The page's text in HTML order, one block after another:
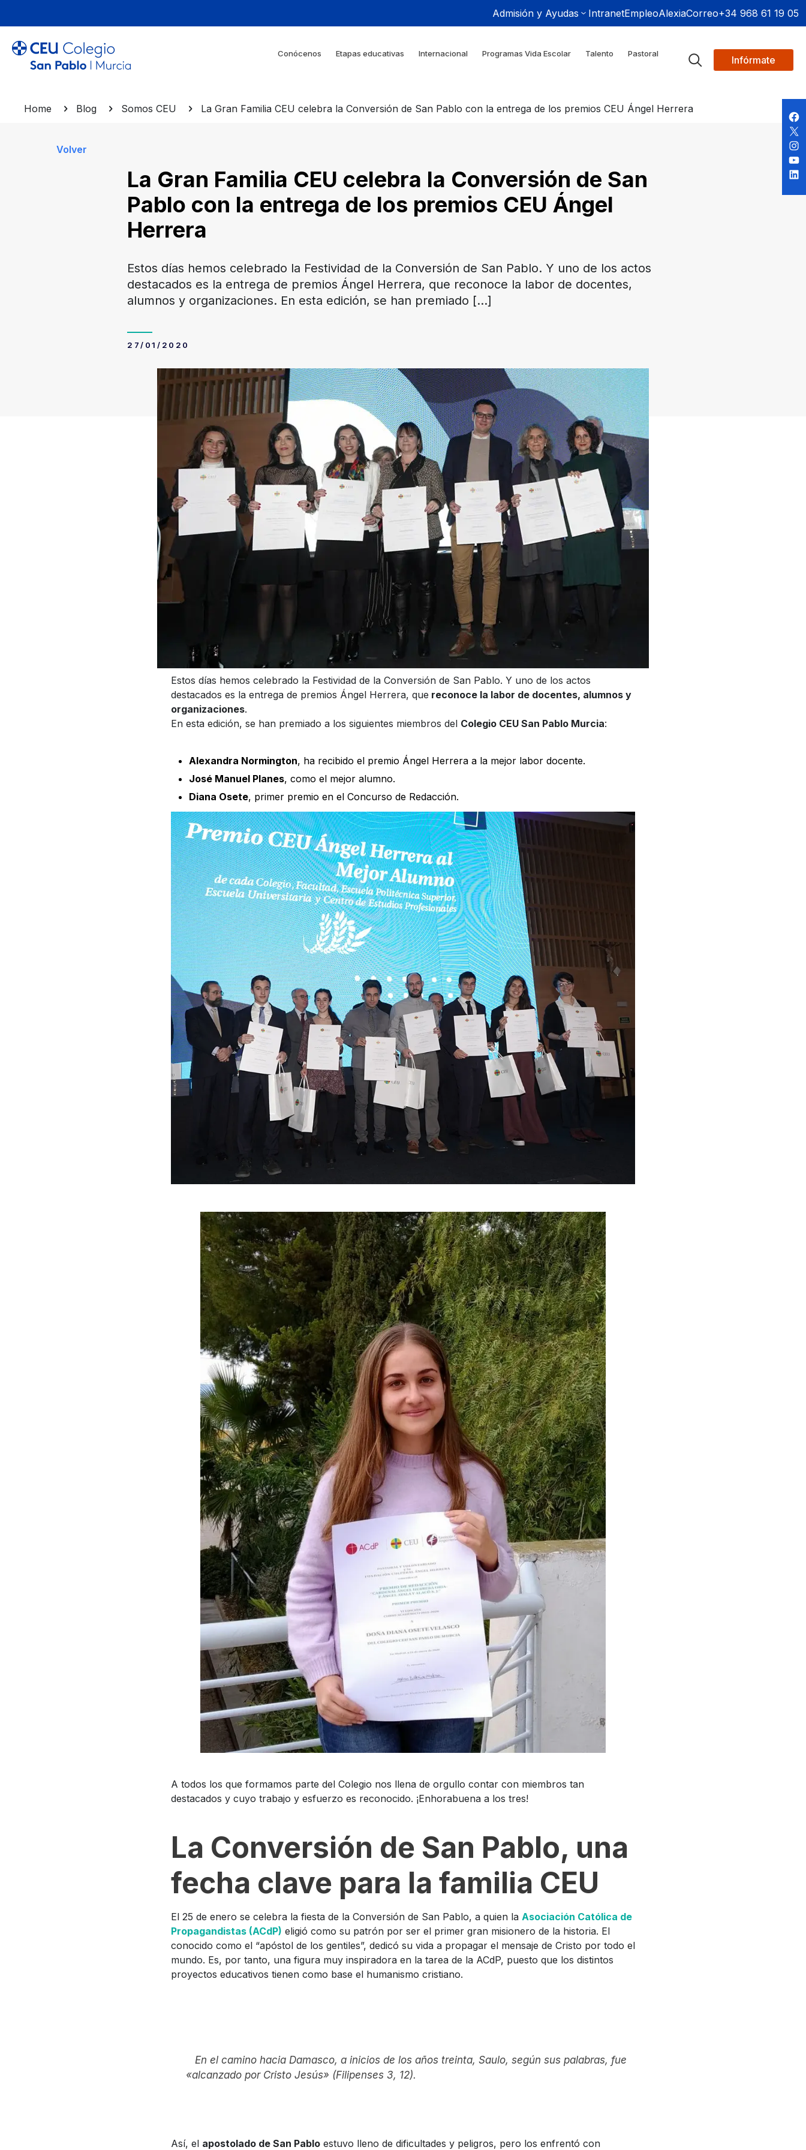
Admisión y Ayudas IntranetEmpleoAlexiaCorreo+34 968 61 19 05
Conócenos Etapas educativas Internacional Programas Vida Escolar Talento Pastoral
Infórmate
Home Blog Somos CEU La Gran Familia CEU celebra la Conversión de San Pablo con la entrega de los premios CEU Ángel Herrera
Volver
La Gran Familia CEU celebra la Conversión de San
Pablo con la entrega de los premios CEU Ángel
Herrera
Estos días hemos celebrado la Festividad de la Conversión de San Pablo. Y uno de los actos
destacados es la entrega de premios Ángel Herrera, que reconoce la labor de docentes,
alumnos y organizaciones. En esta edición, se han premiado […]
27/01/2020
Estos días hemos celebrado la Festividad de la Conversión de San Pablo. Y uno de los actos
destacados es la entrega de premios Ángel Herrera, que reconoce la labor de docentes, alumnos y
organizaciones.
En esta edición, se han premiado a los siguientes miembros del Colegio CEU San Pablo Murcia:
Alexandra Normington, ha recibido el premio Ángel Herrera a la mejor labor docente.
José Manuel Planes, como el mejor alumno.
Diana Osete, primer premio en el Concurso de Redacción.
A todos los que formamos parte del Colegio nos llena de orgullo contar con miembros tan
destacados y cuyo trabajo y esfuerzo es reconocido. ¡Enhorabuena a los tres!
La Conversión de San Pablo, una
fecha clave para la familia CEU
El 25 de enero se celebra la fiesta de la Conversión de San Pablo, a quien la Asociación Católica de
Propagandistas (ACdP) eligió como su patrón por ser el primer gran misionero de la historia. El
conocido como el “apóstol de los gentiles”, dedicó su vida a propagar el mensaje de Cristo por todo el
mundo. Es, por tanto, una figura muy inspiradora en la tarea de la ACdP, puesto que los distintos
proyectos educativos tienen como base el humanismo cristiano.
En el camino hacia Damasco, a inicios de los años treinta, Saulo, según sus palabras, fue
«alcanzado por Cristo Jesús» (Filipenses 3, 12).
Así, el apostolado de San Pabloestuvo lleno de dificultades y peligros, pero los enfrentó con